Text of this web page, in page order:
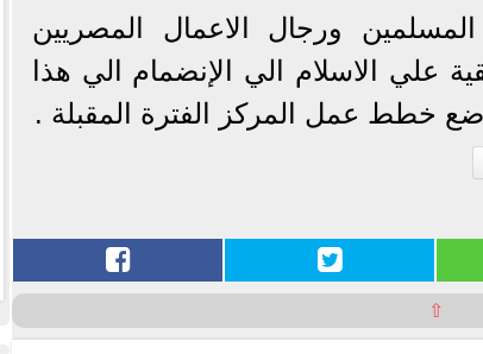
ورجال الاعمال المصريين
علي الاسلام الي الإنضمام الي هذا
خطط عمل المركز الفترة المقبلة .
⇧